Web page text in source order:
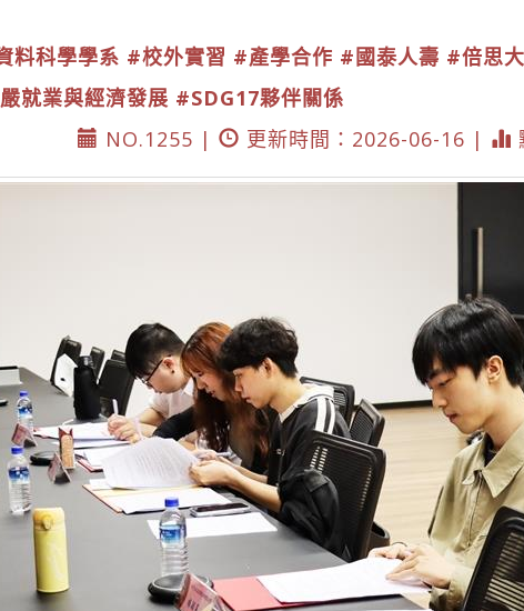
料科學學系 #校外實習 #產學合作 #國泰人壽 #倍思
就業與經濟發展 #SDG17夥伴關係
NO.1255 |
更新時間：2026-06-16 |